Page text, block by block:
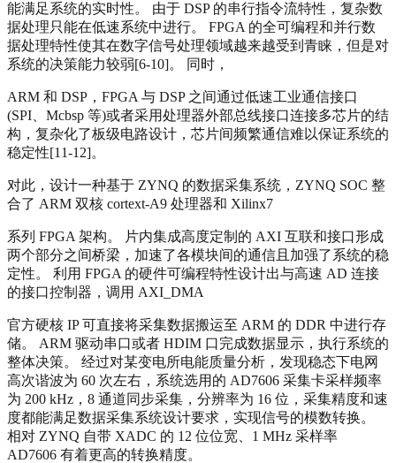
能满足系统的实时性。 由于 DSP 的串行指令流特性，复杂数
据处理只能在低速系统中进行。 FPGA 的全可编程和并行数
据处理特性使其在数字信号处理领域越来越受到青睐，但是对
系统的决策能力较弱[6-10]。 同时，
ARM 和 DSP，FPGA 与 DSP 之间通过低速工业通信接口
(SPI、Mcbsp 等)或者采用处理器外部总线接口连接多芯片的结
构，复杂化了板级电路设计，芯片间频繁通信难以保证系统的
稳定性[11-12]。
对此，设计一种基于 ZYNQ 的数据采集系统，ZYNQ SOC 整
合了 ARM 双核 cortext-A9 处理器和 Xilinx7
系列 FPGA 架构。 片内集成高度定制的 AXI 互联和接口形成
两个部分之间桥梁，加速了各模块间的通信且加强了系统的稳
定性。 利用 FPGA 的硬件可编程特性设计出与高速 AD 连接
的接口控制器，调用 AXI_DMA
官方硬核 IP 可直接将采集数据搬运至 ARM 的 DDR 中进行存
储。 ARM 驱动串口或者 HDIM 口完成数据显示，执行系统的
整体决策。 经过对某变电所电能质量分析，发现稳态下电网
高次谐波为 60 次左右，系统选用的 AD7606 采集卡采样频率
为 200 kHz，8 通道同步采集，分辨率为 16 位，采集精度和速
度都能满足数据采集系统设计要求，实现信号的模数转换。
相对 ZYNQ 自带 XADC 的 12 位位宽、1 MHz 采样率
AD7606 有着更高的转换精度。